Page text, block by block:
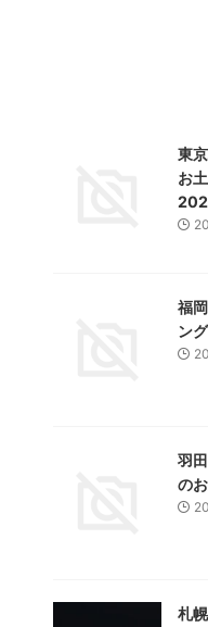
東
お
福
ン
羽
の
札